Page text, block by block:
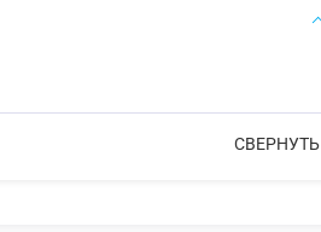
СВЕРНУТЬ